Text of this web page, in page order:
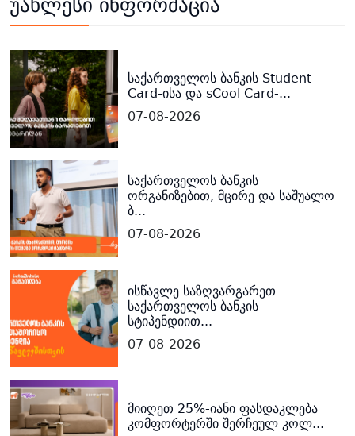
უახლესი ინფორმაცია
საქართველოს ბანკის Student
Card-ისა და sCool Card-...
07-08-2026
საქართველოს ბანკის
ორგანიზებით, მცირე და საშუალო
ბ...
07-08-2026
ისწავლე საზღვარგარეთ
საქართველოს ბანკის
სტიპენდიით...
07-08-2026
მიიღეთ 25%-იანი ფასდაკლება
კომფორტერში შერჩეულ კოლ...